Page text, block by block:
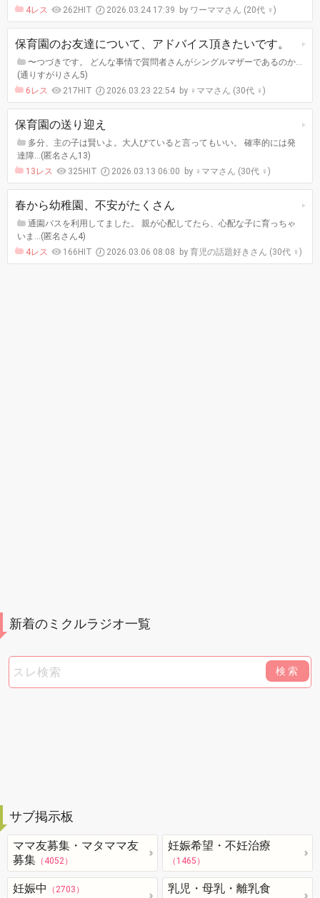
4レス
262HIT 2026.03.24 17:39 ワーママさん (20代 ♀)
保育園のお友達について、アドバイス頂きたいです。
〜つづきです。 どんな事情で質問者さんがシングルマザーであるのか…
(通りすがりさん5)
6レス
217HIT 2026.03.23 22:54 ♀ママさん (30代 ♀)
保育園の送り迎え
多分、主の子は賢いよ。大人びていると言ってもいい。 確率的には発
達障…(匿名さん13)
13レス
325HIT 2026.03.13 06:00 ♀ママさん (30代 ♀)
春から幼稚園、不安がたくさん
通園バスを利用してました。 親が心配してたら、心配な子に育っちゃ
いま…(匿名さん4)
4レス
166HIT 2026.03.06 08:08 育児の話題好きさん (30代 ♀)
新着のミクルラジオ一覧
検索
サブ掲示板
ママ友募集・マタママ友
募集 （4052）
妊娠希望・不妊治療
（1465）
妊娠中 （2703） 乳児・母乳・離乳食